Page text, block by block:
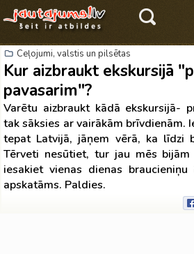
Ceļojumi, valstis un pilsētas
Kur aizbraukt ekskursijā
pavasarim"?
Varētu aizbraukt kādā ekskursijā-
tak sāksies ar vairākām brīvdienām.
tepat Latvijā, jāņem vērā, ka līdzi
Tērveti nesūtiet, tur jau mēs bijām
iesakiet vienas dienas
apskatāms. Paldies.